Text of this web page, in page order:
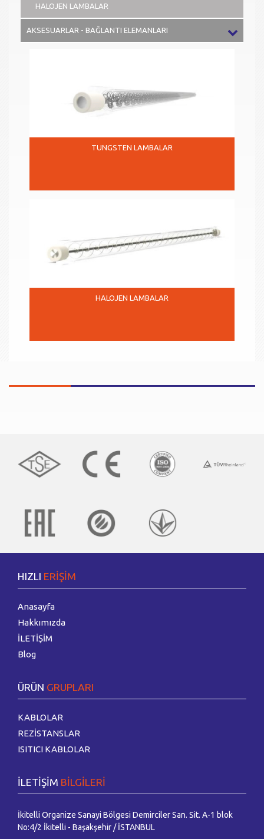
HALOJEN LAMBALAR
AKSESUARLAR - BAĞLANTI ELEMANLARI
TUNGSTEN LAMBALAR
HALOJEN LAMBALAR
HIZLI ERİŞİM
Anasayfa
Hakkımızda
İLETİŞİM
Blog
ÜRÜN GRUPLARI
KABLOLAR
REZİSTANSLAR
ISITICI KABLOLAR
İLETİŞİM BİLGİLERİ
İkitelli Organize Sanayi Bölgesi Demirciler San. Sit. A-1 blok
No:4/2 İkitelli - Başakşehir / İSTANBUL